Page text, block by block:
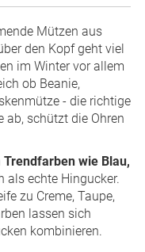
Mützen aus
den Kopf geht viel
im Winter vor allem
ob Beanie,
- die richtige
ab, schützt die Ohren
Trendfarben wie Blau,
als echte Hingucker.
zu Creme, Taupe,
lassen sich
kombinieren.